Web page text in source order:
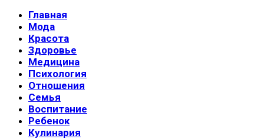
Главная
Мода
Красота
Здоровье
Медицина
Психология
Отношения
Семья
Воспитание
Ребенок
Кулинария